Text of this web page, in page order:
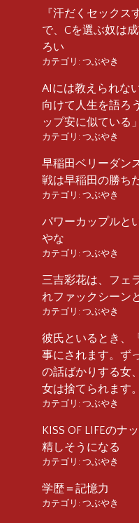
『汗だくセックス
で、Cを選ぶ奴は
ろい
カテゴリ: つぶやき
AIには教えられな
向けて人生を語ろ
ップ安に似ている」
カテゴリ: つぶやき
早稲田ベリーダン
戦は早稲田の勝ち
カテゴリ: つぶやき
パワーカップルと
やな
カテゴリ: つぶやき
三吉彩花は、フェ
れファックシーン
カテゴリ: つぶやき
彼氏といるとき、
事にされます。ず
の話ばかりする女
女は捨てられます。
カテゴリ: つぶやき
KISS OF LIFEのナ
精しそうになる
カテゴリ: つぶやき
学歴＝記憶力
カテゴリ: つぶやき